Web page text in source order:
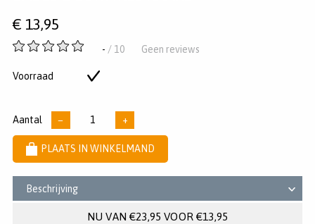
€ 13,95
-
5
- / 10 Geen reviews
Voorraad
Aantal − +
PLAATS IN WINKELMAND
Beschrijving
NU VAN €23,95 VOOR €13,95